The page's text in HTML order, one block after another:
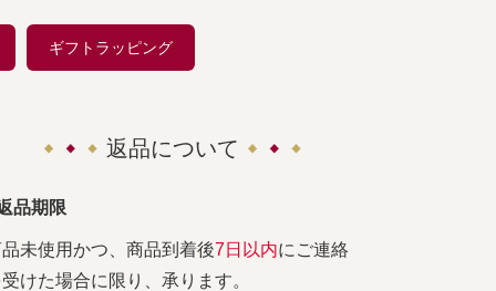
ギフトラッピング
返品について
品期限
未使用かつ、商品到着後7日以内にご連絡
けた場合に限り、承ります。